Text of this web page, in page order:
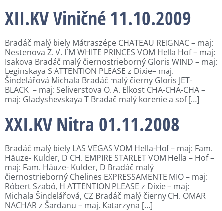
XII.KV Viničné 11.10.2009
Bradáč malý biely Mátraszépe CHATEAU REIGNAC – maj:
Nestenova Z. V. I´M WHITE PRINCES VOM Hella Hof – maj:
Isakova Bradáč malý čiernostrieborný Gloris WIND – maj:
Leginskaya S ATTENTION PLEASE z Dixie– maj:
Šindelářová Michala Bradáč malý čierny Gloris JET-
BLACK – maj: Seliverstova O. A. Elkost CHA-CHA-CHA –
maj: Gladyshevskaya T Bradáč malý korenie a soľ […]
XXI.KV Nitra 01.11.2008
Bradáč malý biely LAS VEGAS VOM Hella-Hof – maj: Fam.
Häuze- Kulder, D CH. EMPIRE STARLET VOM Hella – Hof –
maj: Fam. Häuze- Kulder, D Bradáč malý
čiernostrieborný Chelines EXPRESSAMENTE MIO – maj:
Róbert Szabó, H ATTENTION PLEASE z Dixie – maj:
Michala Šindelářová, CZ Bradáč malý čierny CH. OMAR
NACHAR z Šardanu – maj. Katarzyna […]